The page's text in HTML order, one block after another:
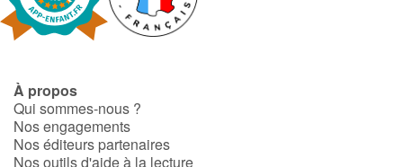
Fable, mythe, littérature et poésie
Ogres, monstres et sorcières
Héroïnes et héros
À propos
Qui sommes-nous ?
Nos engagements
Nos éditeurs partenaires
Nos outils d'aide à la lecture